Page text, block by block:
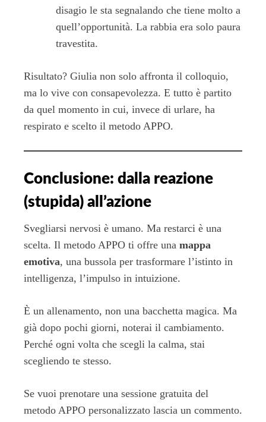
disagio le sta segnalando che tiene molto a
quell’opportunità. La rabbia era solo paura
travestita.
Risultato? Giulia non solo affronta il colloquio,
ma lo vive con consapevolezza. E tutto è partito
da quel momento in cui, invece di urlare, ha
respirato e scelto il metodo APPO.
Conclusione: dalla reazione
(stupida) all’azione
Svegliarsi nervosi è umano. Ma restarci è una
scelta. Il metodo APPO ti offre una mappa
emotiva, una bussola per trasformare l’istinto in
intelligenza, l’impulso in intuizione.
È un allenamento, non una bacchetta magica. Ma
già dopo pochi giorni, noterai il cambiamento.
Perché ogni volta che scegli la calma, stai
scegliendo te stesso.
Se vuoi prenotare una sessione gratuita del
metodo APPO personalizzato lascia un commento.